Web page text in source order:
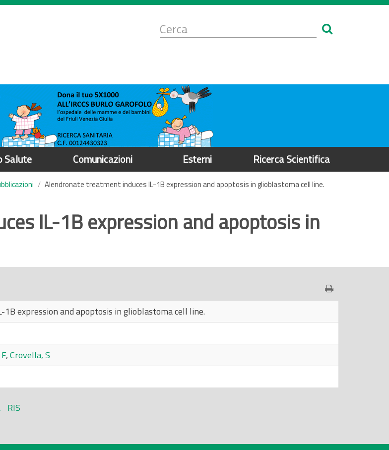
Form
di
Salute Comunicazioni Esterni Ricerca Scientifica
Alendronate treatment induces IL-1B expression and apoptosis in glioblastoma cell line.
IL-1B expression and apoptosis in
expression and apoptosis in glioblastoma cell line.
,Crovella, S
RIS